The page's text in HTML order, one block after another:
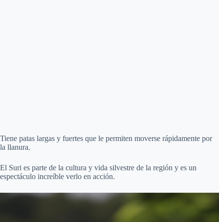
Tiene patas largas y fuertes que le permiten moverse rápidamente por
la llanura.
El Suri es parte de la cultura y vida silvestre de la región y es un
espectáculo increíble verlo en acción.